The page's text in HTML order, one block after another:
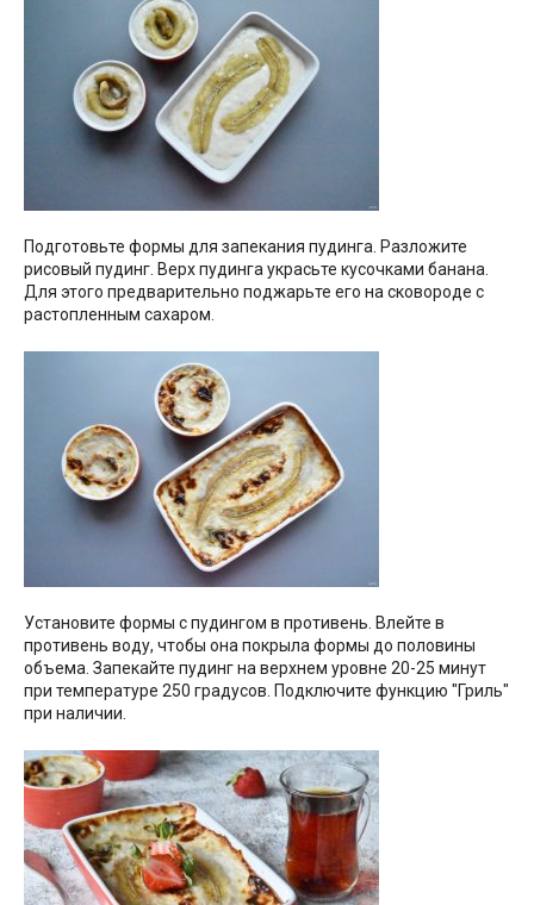
Подготовьте формы для запекания пудинга. Разложите
рисовый пудинг. Верх пудинга украсьте кусочками банана.
Для этого предварительно поджарьте его на сковороде с
растопленным сахаром.
Установите формы с пудингом в противень. Влейте в
противень воду, чтобы она покрыла формы до половины
объема. Запекайте пудинг на верхнем уровне 20-25 минут
при температуре 250 градусов. Подключите функцию "Гриль"
при наличии.